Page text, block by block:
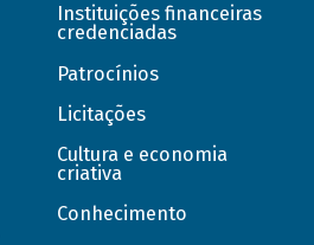
Instituições financeiras
credenciadas
Patrocínios
Licitações
Cultura e economia
criativa
Conhecimento